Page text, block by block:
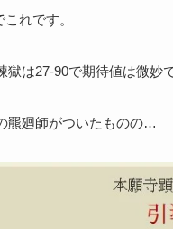
れです。
獄は27-90で期待値は微妙
羆廻師がついたものの…